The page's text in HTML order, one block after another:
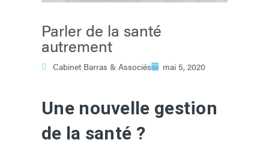
Parler de la santé
autrement
Cabinet Barras & Associés mai 5, 2020
Une nouvelle gestion
de la santé ?